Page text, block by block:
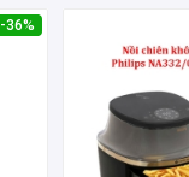
-36%